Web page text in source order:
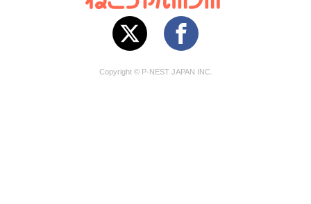
Copyright © P-NEST JAPAN INC.